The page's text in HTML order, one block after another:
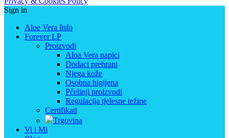
Sign in
Aloe Vera Info
Forever LP
Proizvodi
Aloa Vera napici
Dodaci prehrani
Njega kože
Osobna higijena
Pčelinji proizvodi
Regulacija tjelesne težine
Certifikati
Trgovina
Vi i Mi